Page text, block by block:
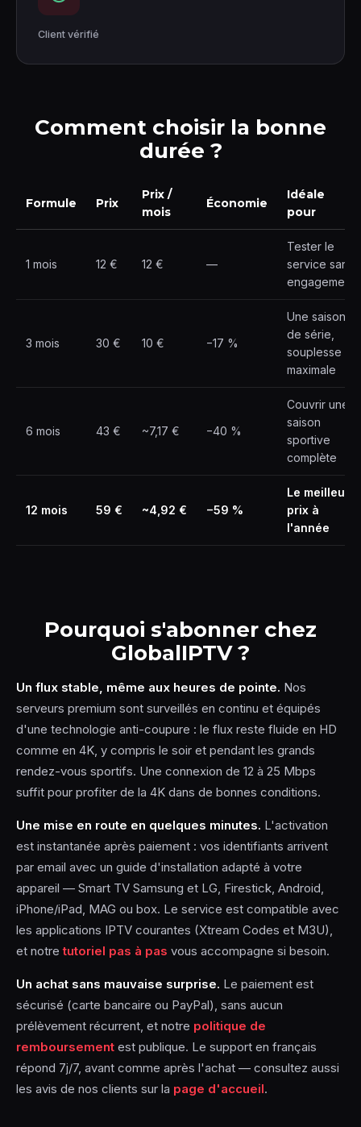
Client vérifié
Comment choisir la bonne
durée ?
Formule Prix
Prix /
mois
Économie
Idéale
pour
1 mois 12 € 12 € —
Tester le
service sans
engagement
3 mois 30 € 10 € −17 %
Une saison
de série,
souplesse
maximale
6 mois 43 € ~7,17 € −40 %
Couvrir une
saison
sportive
complète
12 mois 59 € ~4,92 € −59 %
Le meilleur
prix à
l'année
Pourquoi s'abonner chez
GlobalIPTV ?
Un flux stable, même aux heures de pointe. Nos
serveurs premium sont surveillés en continu et équipés
d'une technologie anti-coupure : le flux reste fluide en HD
comme en 4K, y compris le soir et pendant les grands
rendez-vous sportifs. Une connexion de 12 à 25 Mbps
suffit pour profiter de la 4K dans de bonnes conditions.
Une mise en route en quelques minutes. L'activation
est instantanée après paiement : vos identifiants arrivent
par email avec un guide d'installation adapté à votre
appareil — Smart TV Samsung et LG, Firestick, Android,
iPhone/iPad, MAG ou box. Le service est compatible avec
les applications IPTV courantes (Xtream Codes et M3U),
et notretutoriel pas à pas vous accompagne si besoin.
Un achat sans mauvaise surprise. Le paiement est
sécurisé (carte bancaire ou PayPal), sans aucun
prélèvement récurrent, et notre politique de
remboursement est publique. Le support en français
répond 7j/7, avant comme après l'achat — consultez aussi
les avis de nos clients sur la page d'accueil.